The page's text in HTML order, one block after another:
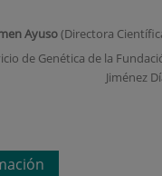
Ayuso(Directora
de Genética de la
Jiménez